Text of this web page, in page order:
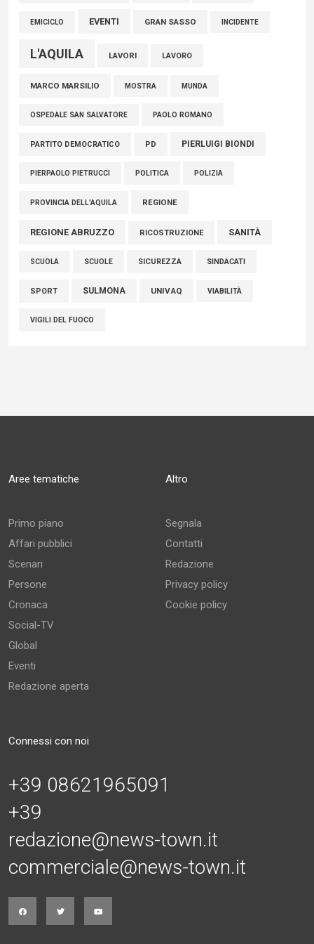
EMICICLO EVENTI GRAN SASSO INCIDENTE
L'AQUILA LAVORI LAVORO
MARCO MARSILIO MOSTRA MUNDA
OSPEDALE SAN SALVATORE PAOLO ROMANO
PARTITO DEMOCRATICO PD PIERLUIGI BIONDI
PIERPAOLO PIETRUCCI POLITICA POLIZIA
PROVINCIA DELL'AQUILA REGIONE
REGIONE ABRUZZO RICOSTRUZIONE SANITÀ
SCUOLA SCUOLE SICUREZZA SINDACATI
SPORT SULMONA UNIVAQ VIABILITÀ
VIGILI DEL FUOCO
Aree tematiche
Primo piano
Affari pubblici
Scenari
Persone
Cronaca
Social-TV
Global
Eventi
Redazione aperta
Altro
Segnala
Contatti
Redazione
Privacy policy
Cookie policy
Connessi con noi
+39 08621965091
+39
redazione@news-town.it
commerciale@news-town.it